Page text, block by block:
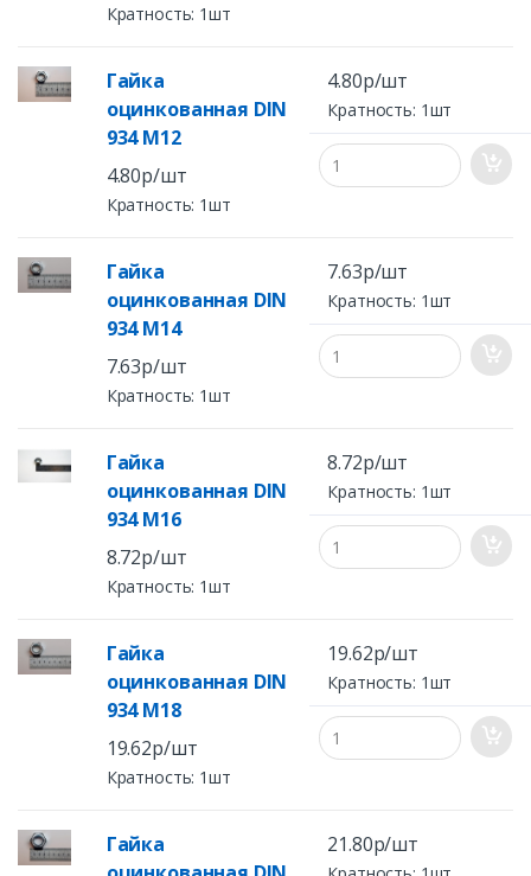
Кратность: 1шт
Гайка
оцинкованная DIN
934 M12
4.80р/шт
Кратность: 1шт
4.80р/шт
Кратность: 1шт
Гайка
оцинкованная DIN
934 M14
7.63р/шт
Кратность: 1шт
7.63р/шт
Кратность: 1шт
Гайка
оцинкованная DIN
934 M16
8.72р/шт
Кратность: 1шт
8.72р/шт
Кратность: 1шт
Гайка
оцинкованная DIN
934 M18
19.62р/шт
Кратность: 1шт
19.62р/шт
Кратность: 1шт
Гайка
21.80р/шт